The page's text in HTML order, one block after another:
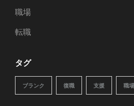
職場
転職
タグ
ブランク 復職 支援 職場